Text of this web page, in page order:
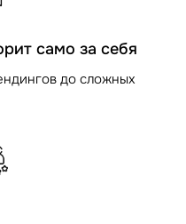
само за себя
до сложных